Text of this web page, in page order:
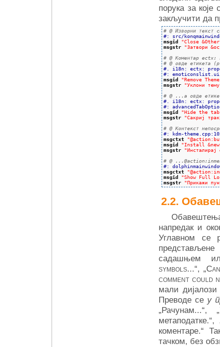
порука за
закључити да
# @ Изворни текст
#: src/
msgid
"Close
msgstr
"Затвори
# @ Коментар ectx:
# @ овде
#. i18n: ectx:
#:
msgid
"Remove
msgstr
"Уклони
# @ ...а овде
#. i18n: ectx:
#:
msgid
"Hide the
msgstr
"Сакриј
# @ Контекст
#: kdm-
msgctxt
msgid
"Install &new
msgstr
"Инсталирај
# @
#:
msgctxt
msgid
"Show Full
msgstr
"Прикажи
напредак и
Углавном се
садашњем
symbols...“, „
comment could
мали
Преводе се у
коментаре.“
тачком, без